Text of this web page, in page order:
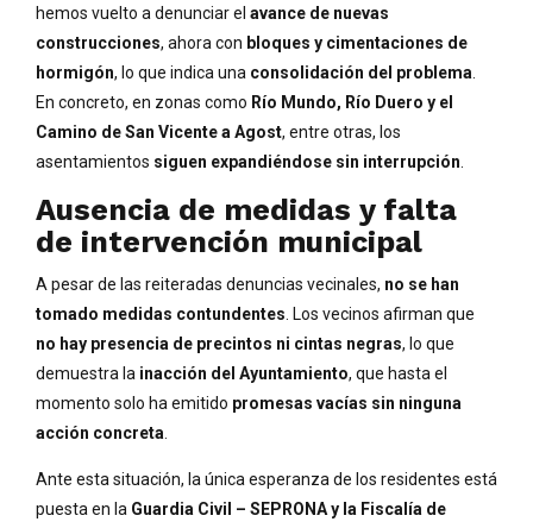
hemos vuelto a denunciar el avance de nuevas
construcciones, ahora con bloques y cimentaciones de
hormigón, lo que indica una consolidación del problema
En concreto, en zonas como Río Mundo, Río Duero y el
Camino de San Vicente a Agost, entre otras, los
asentamientos siguen expandiéndose sin interrupción
Ausencia de medidas y falta
de intervención municipal
A pesar de las reiteradas denuncias vecinales, no se han
tomado medidas contundentes . Los vecinos afirman que
no hay presencia de precintos ni cintas negras, lo que
demuestra la inacción del Ayuntamiento, que hasta el
momento solo ha emitido promesas vacías sin ninguna
acción concreta
Ante esta situación, la única esperanza de los residentes está
puesta en la Guardia Civil – SEPRONA y la Fiscalía de